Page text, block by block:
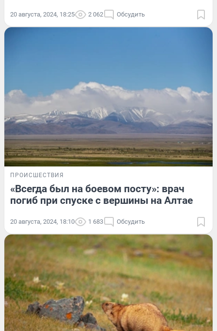
20 августа, 2024, 18:25 2 062 Обсудить
ПРОИСШЕСТВИЯ
«Всегда был на боевом посту»: врач
погиб при спуске с вершины на Алтае
20 августа, 2024, 18:10 1 683 Обсудить